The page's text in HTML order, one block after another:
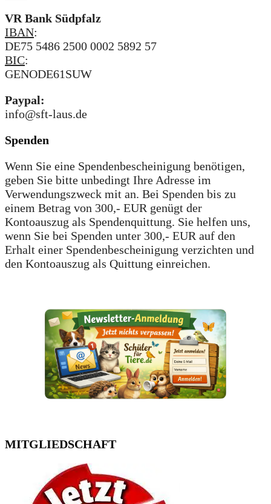
VR Bank Südpfalz
IBAN:
DE75 5486 2500 0002 5892 57
BIC:
GENODE61SUW
Paypal:
info@sft-laus.de
Spenden
Wenn Sie eine Spendenbescheinigung benötigen,
geben Sie bitte unbedingt Ihre Adresse im
Verwendungszweck mit an. Bei Spenden bis zu
einem Betrag von 300,- EUR genügt der
Kontoauszug als Spendenquittung. Sie helfen uns,
wenn Sie bei Spenden unter 300,- EUR auf den
Erhalt einer Spendenbescheinigung verzichten und
den Kontoauszug als Quittung einreichen.
MITGLIEDSCHAFT